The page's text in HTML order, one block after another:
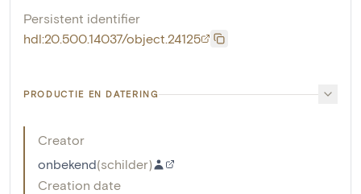
Persistent identifier
hdl:20.500.14037/object.24125
PRODUCTIE EN DATERING
Creator
onbekend(schilder)
Creation date